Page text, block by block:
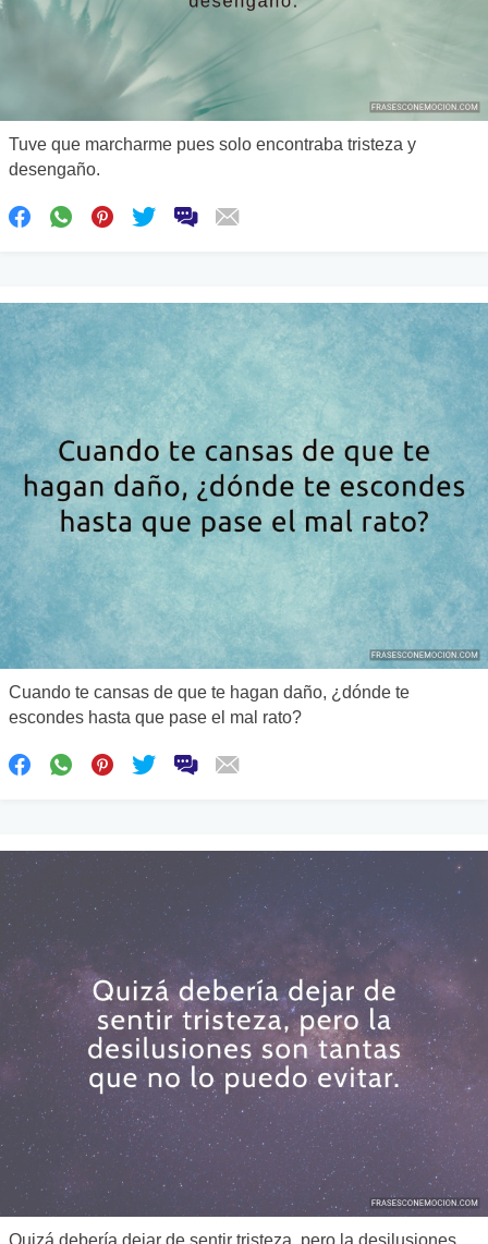
Tuve que marcharme pues solo encontraba tristeza y
desengaño.
Cuando te cansas de que te hagan daño, ¿dónde te
escondes hasta que pase el mal rato?
Quizá debería dejar de sentir tristeza, pero la desilusiones